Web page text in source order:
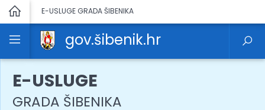
E-USLUGE GRADA ŠIBENIKA
gov.šibenik.hr
E-USLUGE
GRADA ŠIBENIKA